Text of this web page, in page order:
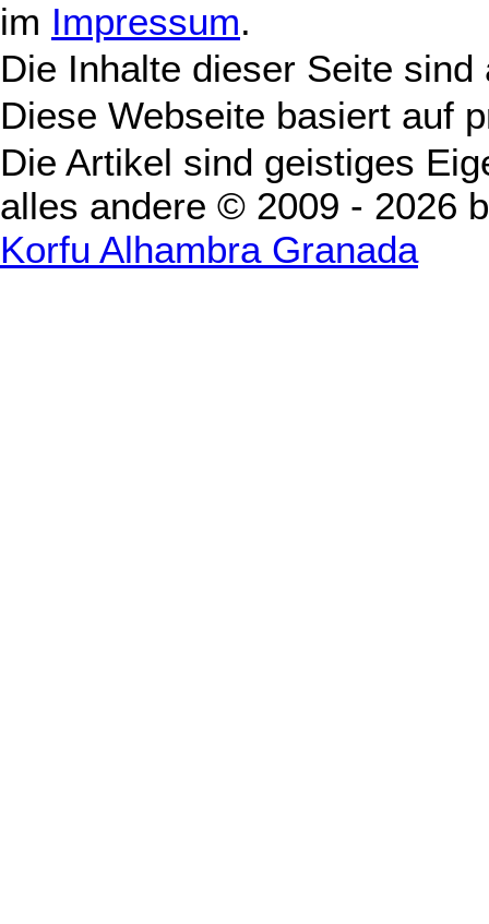
im Impressum.
Die Inhalte dieser Seite
Diese Webseite basiert auf
Die Artikel sind geistiges
alles andere © 2009 - 2026
Korfu Alhambra Granada